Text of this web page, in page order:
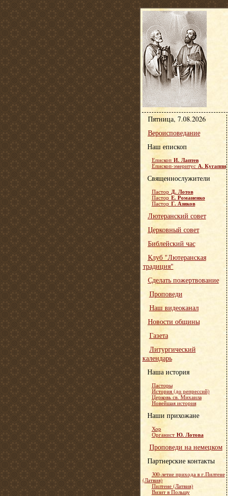
Пятница, 7.08.2026
Вероисповедание
Наш епископ
Епископ И. Лаптев
Епископ-эмеритус А. Кугаппи
Священнослужители
Пастор Д. Лотов
Пастор Е. Романенко
Пастор Г. Азиков
Лютеранский совет
Церковный совет
Библейский час
Клуб "Лютеранская
традиция"
Сделать пожертвование
Проповеди
Наш видеоканал
Новости общины
Газета
Литургический
календарь
Наша история
Пасторы
История (до репрессий)
Церковь св. Михаила
Новейшая история
Наши прихожане
Хор
Органист Ю. Лотова
Проповеди на немецком
Партнерские контакты
300-летие прихода в г.Пилтене
(Латвия)
Пилтене (Латвия)
Визит в Польшу